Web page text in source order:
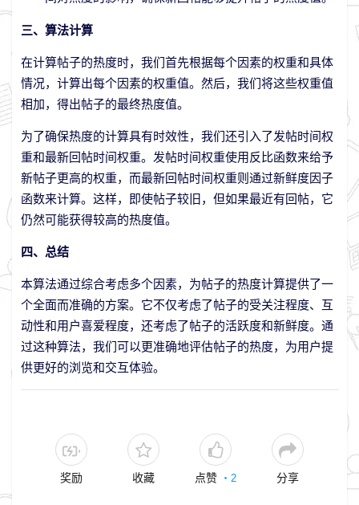
三、算法计算
在计算帖子的热度时，我们首先根据每个因素的权重和具体
情况，计算出每个因素的权重值。然后，我们将这些权重值
相加，得出帖子的最终热度值。
为了确保热度的计算具有时效性，我们还引入了发帖时间权
重和最新回帖时间权重。发帖时间权重使用反比函数来给予
新帖子更高的权重，而最新回帖时间权重则通过新鲜度因子
函数来计算。这样，即使帖子较旧，但如果最近有回帖，它
仍然可能获得较高的热度值。
四、总结
本算法通过综合考虑多个因素，为帖子的热度计算提供了一
个全面而准确的方案。它不仅考虑了帖子的受关注程度、互
动性和用户喜爱程度，还考虑了帖子的活跃度和新鲜度。通
过这种算法，我们可以更准确地评估帖子的热度，为用户提
供更好的浏览和交互体验。
奖励 收藏 点赞 ・ 2 分享